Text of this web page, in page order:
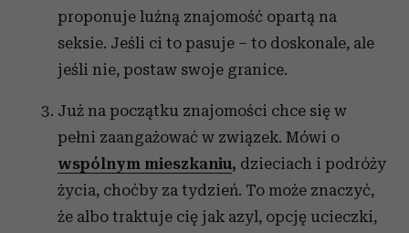
proponuje luźną znajomość opartą na
seksie. Jeśli ci to pasuje – to doskonale, ale
jeśli nie, postaw swoje granice.
Już na początku znajomości chce się w
pełni zaangażować w związek. Mówi o
wspólnym mieszkaniu, dzieciach i podróży
życia, choćby za tydzień. To może znaczyć,
że albo traktuje cię jak azyl, opcję ucieczki,